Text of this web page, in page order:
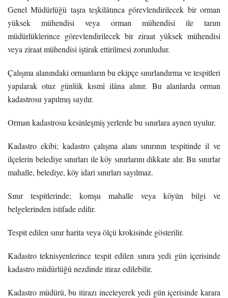
Genel Müdürlüğü taşra teşkilâtınca görevlendirilecek bir orman
yüksek mühendisi veya orman mühendisi ile tarım
müdürlüklerince görevlendirilecek bir ziraat yüksek mühendisi
veya ziraat mühendisi iştirak ettirilmesi zorunludur.
Çalışma alanındaki ormanların bu ekipçe sınırlandırma ve tespitleri
yapılarak otuz günlük kısmî ilâna alınır. Bu alanlarda orman
kadastrosu yapılmış sayılır.
Orman kadastrosu kesinleşmiş yerlerde bu sınırlara aynen uyulur.
Kadastro ekibi; kadastro çalışma alanı sınırının tespitinde il ve
ilçelerin belediye sınırları ile köy sınırlarını dikkate alır. Bu sınırlar
mahalle, belediye, köy idari sınırları sayılmaz.
Sınır tespitlerinde; komşu mahalle veya köyün bilgi ve
belgelerinden istifade edilir.
Tespit edilen sınır harita veya ölçü krokisinde gösterilir.
Kadastro teknisyenlerince tespit edilen sınıra yedi gün içerisinde
kadastro müdürlüğü nezdinde itiraz edilebilir.
Kadastro müdürü, bu itirazı inceleyerek yedi gün içerisinde karara